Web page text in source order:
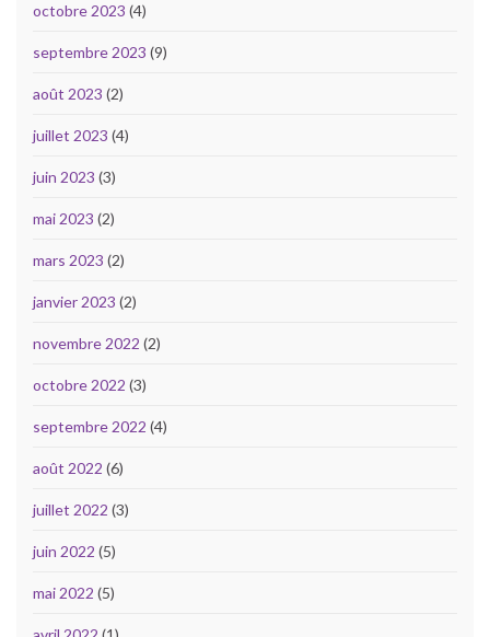
octobre 2023 (4)
septembre 2023 (9)
août 2023 (2)
juillet 2023 (4)
juin 2023 (3)
mai 2023 (2)
mars 2023 (2)
janvier 2023 (2)
novembre 2022 (2)
octobre 2022 (3)
septembre 2022 (4)
août 2022 (6)
juillet 2022 (3)
juin 2022 (5)
mai 2022 (5)